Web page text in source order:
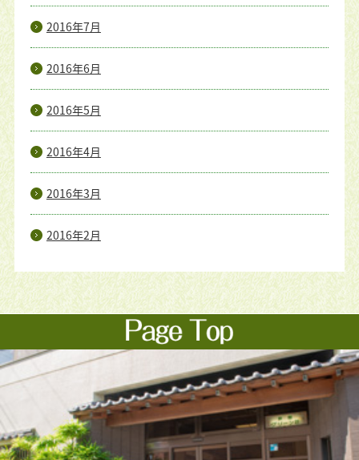
2016年7月
2016年6月
2016年5月
2016年4月
2016年3月
2016年2月